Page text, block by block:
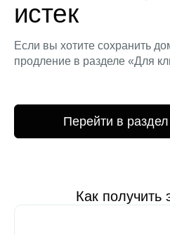
истек
Если вы хотите сохранить
продление в разделе «Для
Перейти в
Как получить